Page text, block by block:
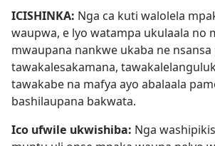
ICISHINKA: Nga ca kuti walolela
waupwa, e lyo watampa ukulaala no
mwaupana nankwe ukaba ne
tawakalesakamana,
tawakabe na mafya ayo abalaala
bashilaupana bakwata.
Ico ufwile ukwishiba: Nga